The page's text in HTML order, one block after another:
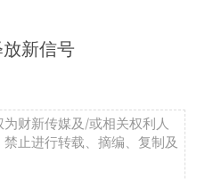
新信号
财新传媒及/或相关权利人
止进行转载、摘编、复制及